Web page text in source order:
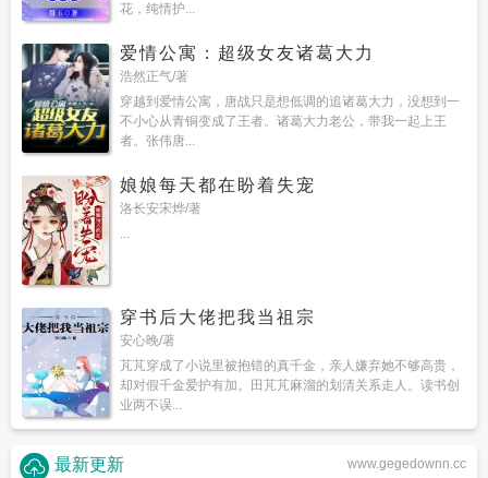
花，纯情护...
爱情公寓：超级女友诸葛大力
浩然正气/著
穿越到爱情公寓，唐战只是想低调的追诸葛大力，没想到一
不小心从青铜变成了王者。诸葛大力老公，带我一起上王
者。张伟唐...
娘娘每天都在盼着失宠
洛长安宋烨/著
...
穿书后大佬把我当祖宗
安心晚/著
芃芃穿成了小说里被抱错的真千金，亲人嫌弃她不够高贵，
却对假千金爱护有加。田芃芃麻溜的划清关系走人。读书创
业两不误...
www.gegedownn.cc
最新更新